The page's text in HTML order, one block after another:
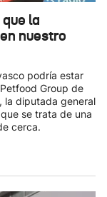
la
nuestro
podría estar
Group de
la diputada general
se trata de una
cerca.